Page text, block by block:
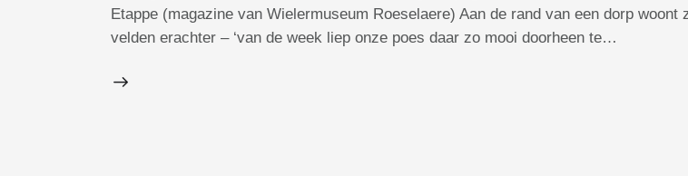
Etappe (magazine van Wielermuseum Roeselaere) Aan de rand van een dorp
velden erachter – ‘van de week liep onze poes daar zo mooi doorheen te…